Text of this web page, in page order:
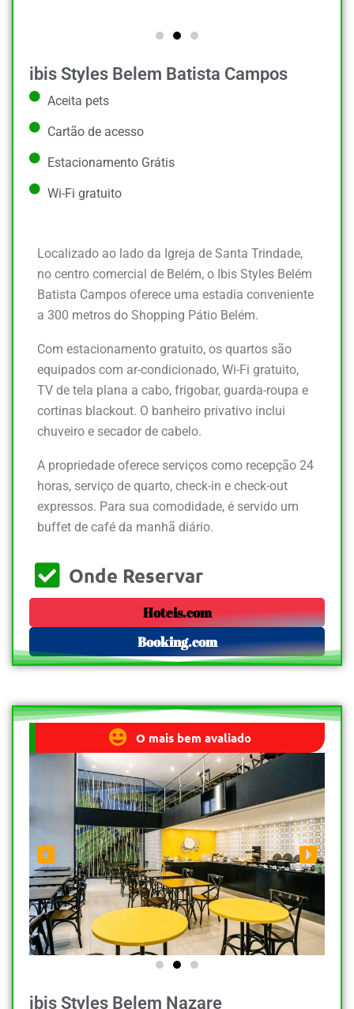
ibis Styles Belem Batista Campos
Aceita pets
Cartão de acesso
Estacionamento Grátis
Wi-Fi gratuito
Localizado ao lado da Igreja de Santa Trindade,
no centro comercial de Belém, o Ibis Styles Belém
Batista Campos oferece uma estadia conveniente
a 300 metros do Shopping Pátio Belém.
Com estacionamento gratuito, os quartos são
equipados com ar-condicionado, Wi-Fi gratuito,
TV de tela plana a cabo, frigobar, guarda-roupa e
cortinas blackout. O banheiro privativo inclui
chuveiro e secador de cabelo.
A propriedade oferece serviços como recepção 24
horas, serviço de quarto, check-in e check-out
expressos. Para sua comodidade, é servido um
buffet de café da manhã diário.
Onde Reservar
Hoteis.com
Booking.com
O mais bem avaliado
ibis Styles Belem Nazare